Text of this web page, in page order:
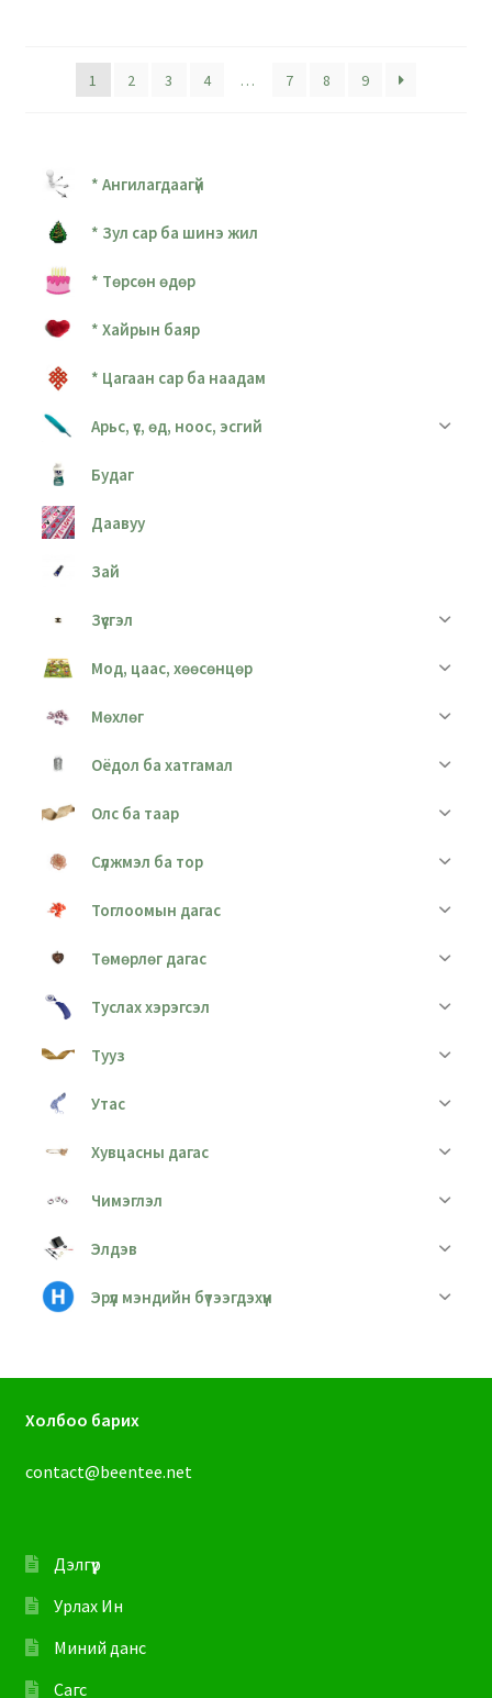
1 2 3 4 … 7 8 9
* Ангилагдаагүй
* Зул сар ба шинэ жил
* Төрсөн өдөр
* Хайрын баяр
* Цагаан сар ба наадам
Арьс, үс, өд, ноос, эсгий
Будаг
Даавуу
Зай
Зүүсгэл
Мод, цаас, хөөсөнцөр
Мөхлөг
Оёдол ба хатгамал
Олс ба таар
Сүлжмэл ба тор
Тоглоомын дагас
Төмөрлөг дагас
Туслах хэрэгсэл
Тууз
Утас
Хувцасны дагас
Чимэглэл
Элдэв
Эрүүл мэндийн бүтээгдэхүүн
Холбоо барих
contact@beentee.net
Дэлгүүр
Урлах Ин
Миний данс
Сагс